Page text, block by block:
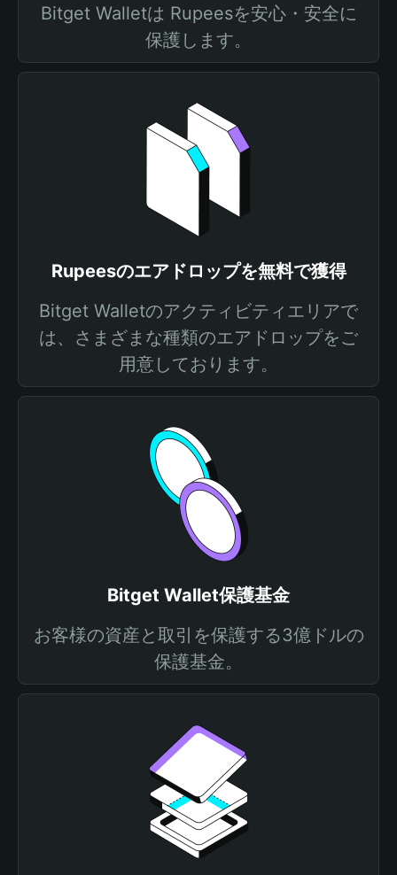
Bitget Walletは Rupeesを安心・安全に
保護します。
Rupeesのエアドロップを無料で獲得
Bitget Walletのアクティビティエリアで
は、さまざまな種類のエアドロップをご
用意しております。
Bitget Wallet保護基金
お客様の資産と取引を保護する3億ドルの
保護基金。